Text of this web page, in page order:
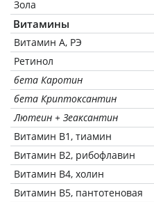
Зола
Витамины
Витамин А, РЭ
Ретинол
бета Каротин
бета Криптоксантин
Лютеин + Зеаксантин
Витамин В1, тиамин
Витамин В2, рибофлавин
Витамин В4, холин
Витамин В5, пантотеновая